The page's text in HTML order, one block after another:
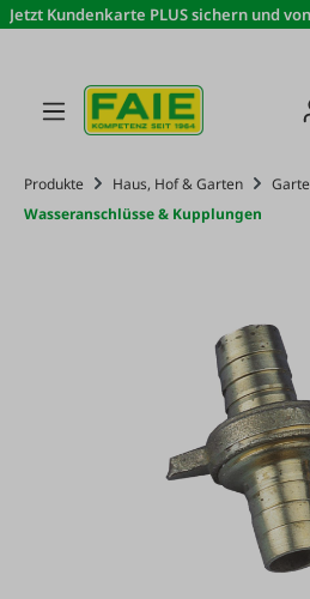
Zum Hauptinhalt springen
Jetzt Kundenkarte PLUS sichern und
Produkte Haus, Hof & Garten
Wasseranschlüsse & Kupplungen